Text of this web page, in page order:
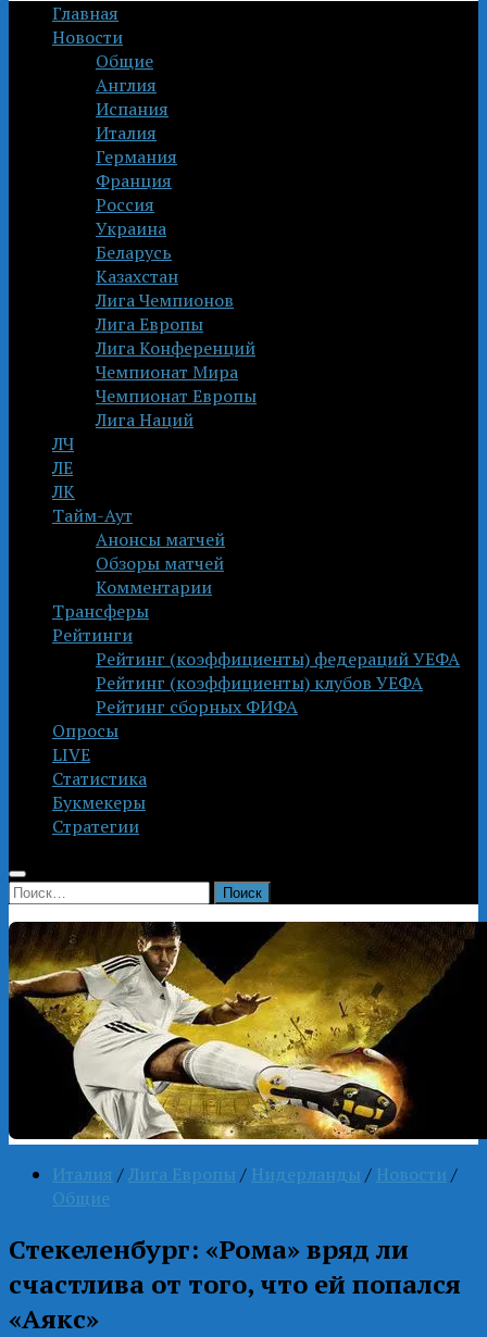
Главная
Новости
Общие
Англия
Испания
Италия
Германия
Франция
Россия
Украина
Беларусь
Казахстан
Лига Чемпионов
Лига Европы
Лига Конференций
Чемпионат Мира
Чемпионат Европы
Лига Наций
ЛЧ
ЛЕ
ЛК
Тайм-Аут
Анонсы матчей
Обзоры матчей
Комментарии
Трансферы
Рейтинги
Рейтинг (коэффициенты) федераций УЕФА
Рейтинг (коэффициенты) клубов УЕФА
Рейтинг сборных ФИФА
Опросы
LIVE
Статистика
Букмекеры
Стратегии
Найти:
Италия /Лига Европы / Нидерланды / Новости /
Общие
Стекеленбург: «Рома» вряд ли
счастлива от того, что ей попался
«Аякс»